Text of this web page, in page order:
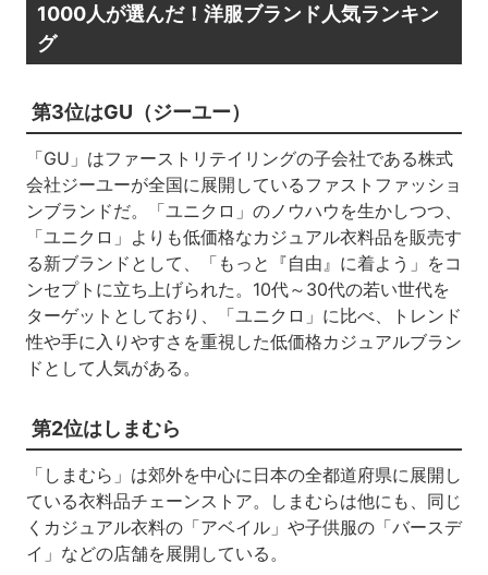
1000人が選んだ！洋服ブランド人気ランキン
グ
第3位はGU（ジーユー）
「GU」はファーストリテイリングの子会社である株式
会社ジーユーが全国に展開しているファストファッショ
ンブランドだ。「ユニクロ」のノウハウを生かしつつ、
「ユニクロ」よりも低価格なカジュアル衣料品を販売す
る新ブランドとして、「もっと『自由』に着よう」をコ
ンセプトに立ち上げられた。10代～30代の若い世代を
ターゲットとしており、「ユニクロ」に比べ、トレンド
性や手に入りやすさを重視した低価格カジュアルブラン
ドとして人気がある。
第2位はしまむら
「しまむら」は郊外を中心に日本の全都道府県に展開し
ている衣料品チェーンストア。しまむらは他にも、同じ
くカジュアル衣料の「アベイル」や子供服の「バースデ
イ」などの店舗を展開している。